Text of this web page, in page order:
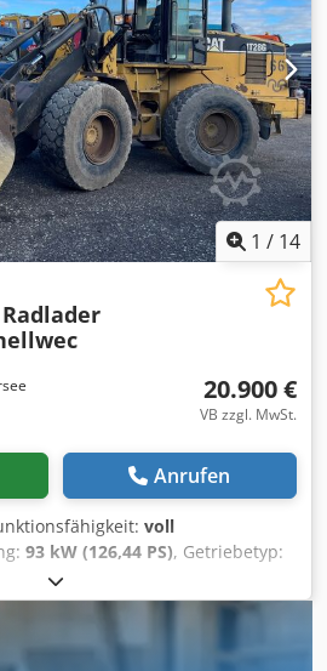
1 / 14
Radlader
20.900 €
VB zzgl. MwSt.
Anrufen
voll
93 kW (126,44 PS), Getriebetyp:
Diesel
kg, Achsen-Konfiguration:4x4,
, Ausstattung:
Allradantrieb,